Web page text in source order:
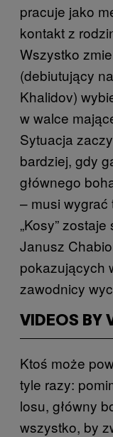
pracuje jako
kontakt z
Wszystko
(debiutujący
Khalidov)
w walce
Sytuacja
bardziej, gdy
głównego
– musi wygrać
„Kosy”
Janusz
pokazujących
zawodnicy
VIDEOS BY
Ktoś może
tyle razy:
losu, główny
wszystko, by